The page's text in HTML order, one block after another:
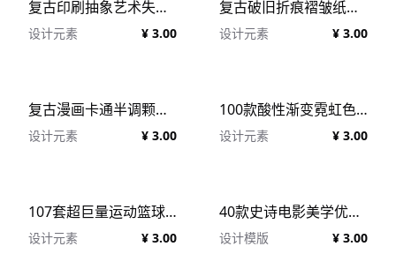
复古印刷抽象艺术失真扭曲故障风文本海报设计PSD样机模板源文件套装 40 Photoshop Text Effects Vol.2
设计元素 ¥ 3.00
复古破旧折痕褶皱纸张叠加肌理照片效果套装 Vintage Card Photo Effect
设计元素 ¥ 3.00
复古漫画卡通半调颗粒纹理人像照片修图PS滤镜特效样机模板 Vintage Magazine Halftone Photo Effect
设计元素 ¥ 3.00
100款酸性渐变霓虹色调PS调色色板安装文件 100 Acidify Gradients Maps
设计元素 ¥ 3.00
107套超巨量运动篮球体育赛事足球音乐专辑封面赛博迷幻Y2K多风格PSD海报KV广告设计排版分层源文件合集 Supreme Pack PSD
设计元素 ¥ 3.00
40款史诗电影美学优雅封面演员名册小红书竖幅海报设计PSD模板 Pixflow Movie Posters Vol.1
设计模版 ¥ 3.00